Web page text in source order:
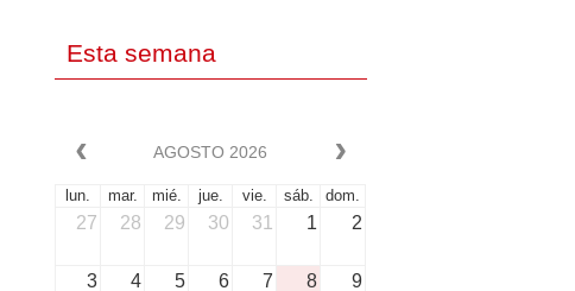
Esta semana
AGOSTO 2026
lun. mar. mié. jue. vie. sáb. dom.
27 28 29 30 31 1 2
3 4 5 6 7 8 9